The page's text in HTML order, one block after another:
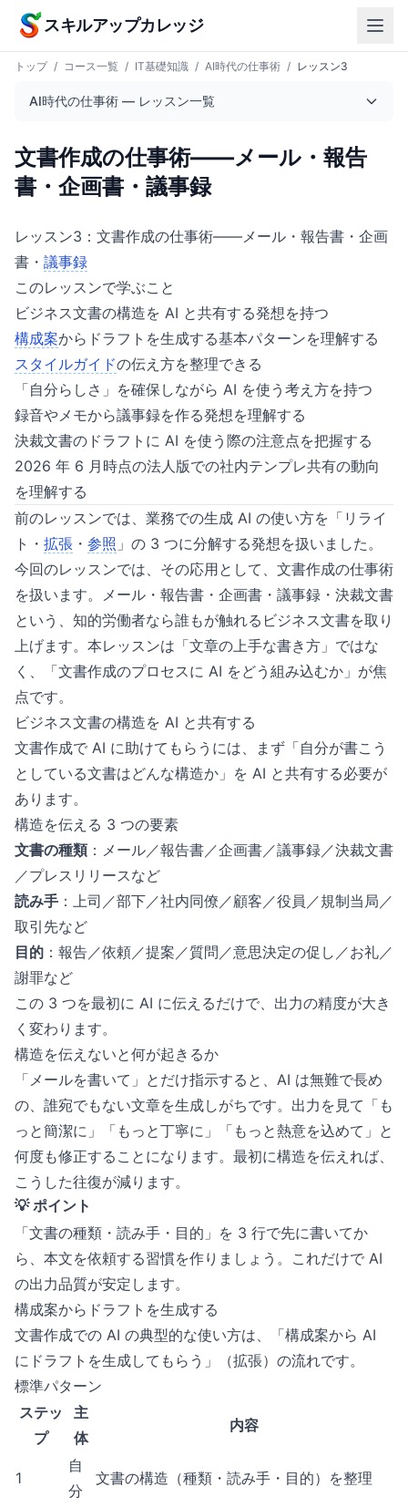
本文へスキップ
スキルアップカレッジ
トップ / コース一覧 / IT基礎知識 / AI時代の仕事術 / レッスン3
AI時代の仕事術 — レッスン一覧
文書作成の仕事術——メール・報告
書・企画書・議事録
レッスン3：文書作成の仕事術——メール・報告書・企画
書・ 議事録
このレッスンで学ぶこと
ビジネス文書の構造を AI と共有する発想を持つ
構成案からドラフトを生成する基本パターンを理解する
スタイルガイドの伝え方を整理できる
「自分らしさ」を確保しながら AI を使う考え方を持つ
録音やメモから議事録を作る発想を理解する
決裁文書のドラフトに AI を使う際の注意点を把握する
2026 年 6 月時点の法人版での社内テンプレ共有の動向
を理解する
前のレッスンでは、業務での生成 AI の使い方を「リライ
ト・ 拡張 ・ 参照 」の 3 つに分解する発想を扱いました。
今回のレッスンでは、その応用として、文書作成の仕事術
を扱います。メール・報告書・企画書・議事録・決裁文書
という、知的労働者なら誰もが触れるビジネス文書を取り
上げます。本レッスンは「文章の上手な書き方」ではな
く、「文書作成のプロセスに AI をどう組み込むか」が焦
点です。
ビジネス文書の構造を AI と共有する
文書作成で AI に助けてもらうには、まず「自分が書こう
としている文書はどんな構造か」を AI と共有する必要が
あります。
構造を伝える 3 つの要素
文書の種類：メール／報告書／企画書／議事録／決裁文書
／プレスリリースなど
読み手 ：上司／部下／社内同僚／顧客／役員／規制当局／
取引先など
目的 ：報告／依頼／提案／質問／意思決定の促し／お礼／
謝罪など
この 3 つを最初に AI に伝えるだけで、出力の精度が大き
く変わります。
構造を伝えないと何が起きるか
「メールを書いて」とだけ指示すると、AI は無難で長め
の、誰宛でもない文章を生成しがちです。出力を見て「も
っと簡潔に」「もっと丁寧に」「もっと熱意を込めて」と
何度も修正することになります。最初に構造を伝えれば、
こうした往復が減ります。
💡 ポイント
「文書の種類・読み手・目的」を 3 行で先に書いてか
ら、本文を依頼する習慣を作りましょう。これだけで AI
の出力品質が安定します。
構成案からドラフトを生成する
文書作成での AI の典型的な使い方は、「構成案から AI
にドラフトを生成してもらう」（拡張）の流れです。
標準パターン
ステッ
プ
主
体
内容
1
自
分
文書の構造（種類・読み手・目的）を整理